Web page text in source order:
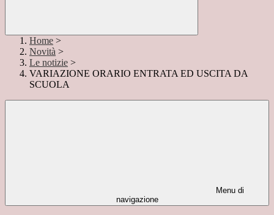
Home >
Novità >
Le notizie >
VARIAZIONE ORARIO ENTRATA ED USCITA DA
SCUOLA
Menu di
navigazione